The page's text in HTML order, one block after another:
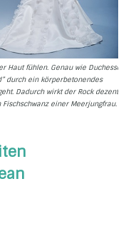
fühlen. Genau wie Duchesse,
durch ein körperbetonendes
Dadurch wirkt der Rock dezenter
einer Meerjungfrau.